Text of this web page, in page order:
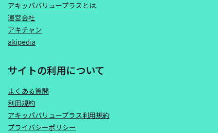
アキッパバリュープラスとは
運営会社
アキチャン
akipedia
サイトの利用について
よくある質問
利用規約
アキッパバリュープラス利用規約
プライバシーポリシー